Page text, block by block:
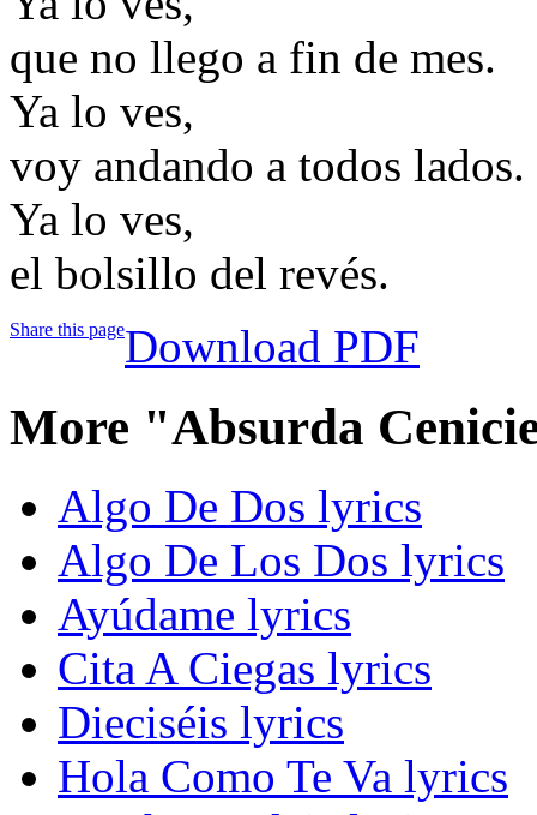
que no llego a fin de mes.
Ya lo ves,
voy andando a todos lados.
Ya lo ves,
el bolsillo del revés.
Share this pageDownload PDF
More "Absurda
Algo De Dos lyrics
Algo De Los Dos lyrics
Ayúdame lyrics
Cita A Ciegas lyrics
Dieciséis lyrics
Hola Como Te Va lyrics